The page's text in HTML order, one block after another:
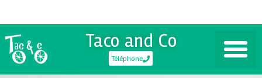
Taco and Co
Téléphone